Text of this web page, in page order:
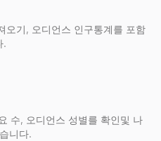
오기, 오디언스 인구통계를 포함
.
수, 오디언스 성별를 확인및 나
니다.